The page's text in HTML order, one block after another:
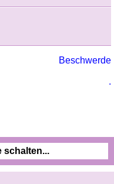
Beschwerde
.
schalten...